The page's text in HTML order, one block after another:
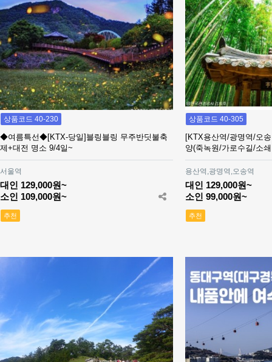
상품코드 40-230
◆여름특선◆[KTX-당일]블링블링 무주반딧불축
제+대전 명소 9/4일~
서울역
대인 129,000원~
소인 109,000원~
추천
상품코드 40-305
[KTX용산역/광명역/오
양(죽녹원/가로수길/소
용산역,광명역,오송역
대인 129,000원~
소인 99,000원~
추천